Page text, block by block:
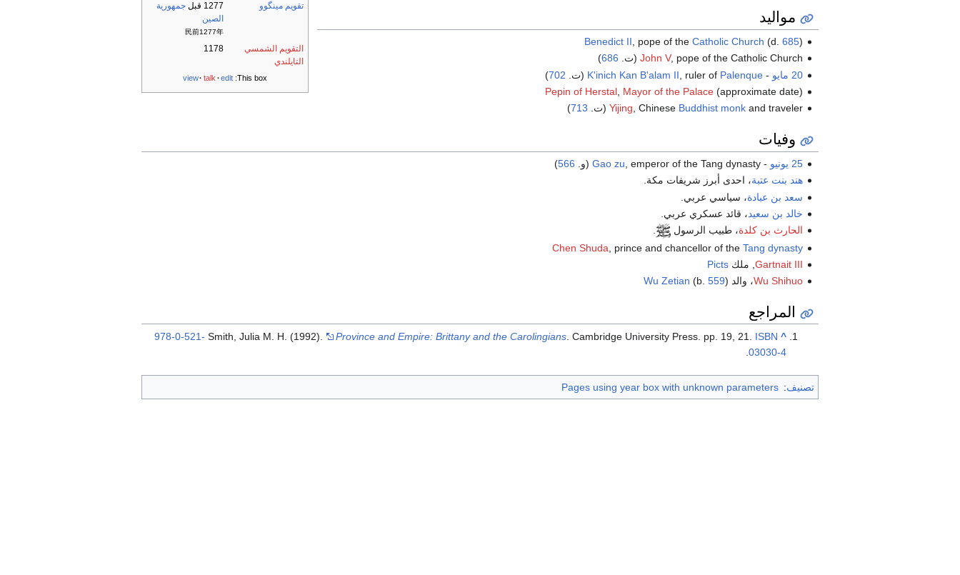
تقويم مينگوو
1277 قبل
جمهورية
الصين
民前1277年
التقويم الشمسي
التايلندي
1178
This box:
view talk edit
مواليد
Benedict II , pope of the Catholic Church (d. 685)
John V, pope of the Catholic Church (ت. 686
)
20 مايو
-
K'inich Kan B'alam II , ruler of Palenque (ت. 702
)
Pepin of Herstal, Mayor of the Palace(approximate date)
Yijing, Chinese Buddhist monkand traveler (ت. 713
)
وفيات
25 يونيو -
Gao zu , emperor of the Tang dynasty (و. 566
)
هند بنت عتبة، احدى أبرز شريفات مكة.
سعد بن عبادة، سياسي عربي.
خالد بن سعيد، قائد عسكري عربي.
الحارث بن كلدة، طبيب الرسول
.
Chen Shuda , prince and chancellor of the Tang dynasty
Gartnait III , ملكPicts
Wu Shihuo، والد Wu Zetian (b. 559)
المراجع
^
Smith, Julia M. H. (1992). Province and Empire: Brittany and the Carolingians . Cambridge University Press. pp. 19, 21. ISBN
978-0-521-
03030-4
.
تصنيف:
Pages using year box with unknown parameters